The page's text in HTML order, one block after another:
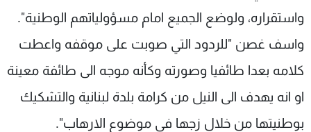
واستقراره، ولوضع الجميع امام مسؤولياتهم الوطنية".
واسف غصن "للردود التي صوبت على موقفه واعطت
كلامه بعدا طائفيا وصورته وكأنه موجه الى طائفة معينة
او انه يهدف الى النيل من كرامة بلدة لبنانية والتشكيك
بوطنيتها من خلال زجها في موضوع الارهاب".